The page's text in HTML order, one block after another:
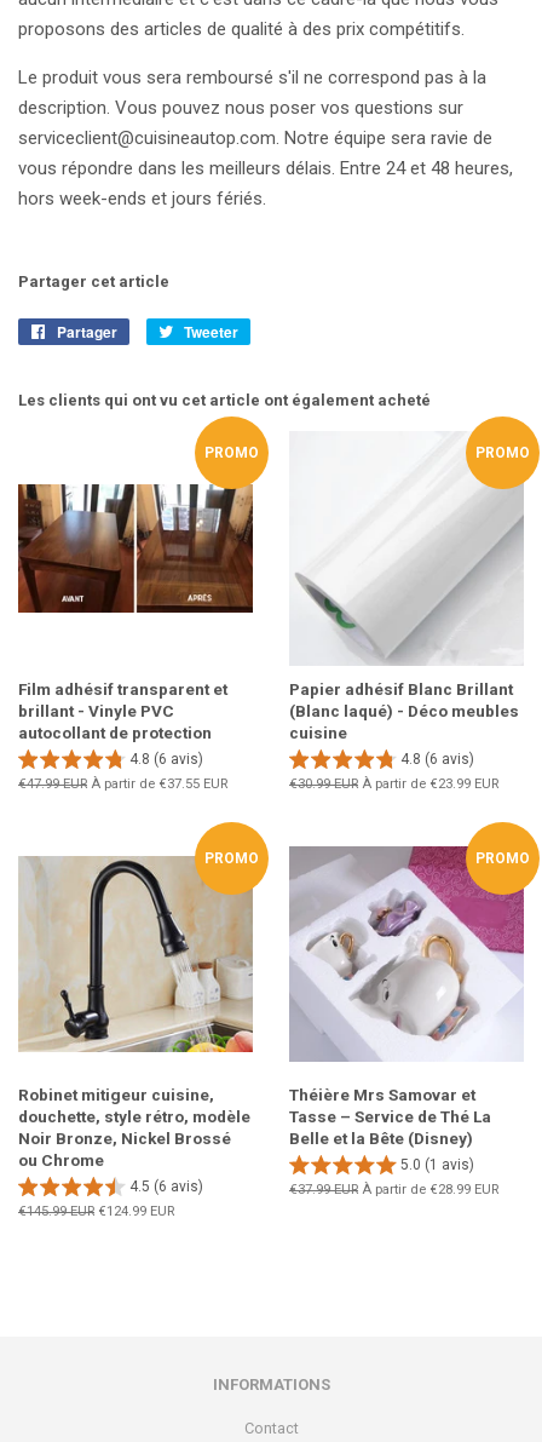
proposons des articles de qualité à des prix compétitifs.
Le produit vous sera remboursé s'il ne correspond pas à la
description. Vous pouvez nous poser vos questions sur
serviceclient@cuisineautop.com. Notre équipe sera ravie de
vous répondre dans les meilleurs délais. Entre 24 et 48 heures,
hors week-ends et jours fériés.
Partager cet article
Partager
PartagerTweeter
Les clients qui ont vu cet article ont également acheté
PROMO
Film adhésif transparent et
brillant - Vinyle PVC
autocollant de protection
4.8 (6 avis)
Prix
€47.99 EUR À partir de €37.55 EUR
PROMO
Papier adhésif Blanc Brillant
(Blanc laqué) - Déco meubles
cuisine
4.8 (6 avis)
Prix
€30.99 EUR À partir de €23.99 EUR
PROMO
Robinet mitigeur cuisine,
douchette, style rétro, modèle
Noir Bronze, Nickel Brossé
ou Chrome
4.5 (6 avis)
Prix
€145.99 EUR Prix
€124.99 EUR
PROMO
Théière Mrs Samovar et
Tasse – Service de Thé La
Belle et la Bête (Disney)
5.0 (1 avis)
Prix
€37.99 EUR À partir de €28.99 EUR
INFORMATIONS
Contact